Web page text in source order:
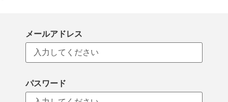
メールアドレス
パスワード